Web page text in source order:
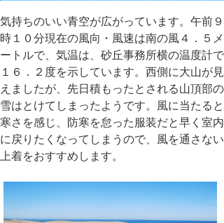
気持ちのいい青空が広がっています。午前９
時１０分現在の風向・風速は南の風４．５メ
ートルで、気温は、砂丘事務所横の温度計で
１６．２度を示しています。西側に大山が見
えましたが、先日積もったとされる山頂部の
雪はとけてしまったようです。風に当たると
寒さを感じ、防寒を怠った服装だと早く室内
に戻りたくなってしまうので、風を通さない
上着をおすすめします。